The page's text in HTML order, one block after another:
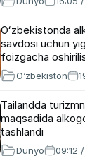
Oʻzbekistonda
savdosi uchun
foizgacha
O‘zbekiston
Tailandda
maqsadida
tashlandi
Dunyo 09:12